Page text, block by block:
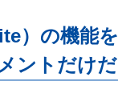
）の機能を
ントだけ